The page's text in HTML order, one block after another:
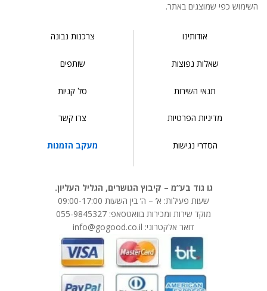
השימוש כפי שמוצגים באתר.
אודותינו
שאלות נפוצות
תנאי השירות
מדיניות הפרטיות
הסדרי נגישות
צרכנות נבונה
שותפים
סל קניות
צרו קשר
מעקב הזמנות
גו גוד בע”מ – קיבוץ הגושרים, הגליל העליון.
שעות פעילות: א’ – ה’ בין השעות 09:00-17:00
מוקד שירות ומכירות בוואטסאפ: 055-9845327
דואר אלקטרוני: info@gogood.co.il